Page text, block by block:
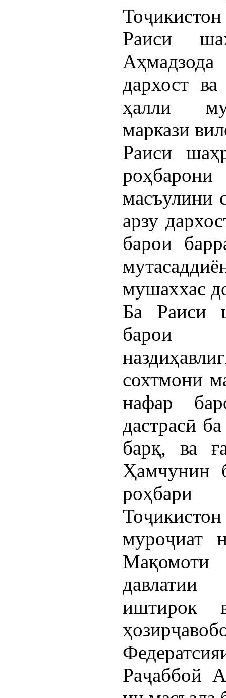
Раиси
дархост
ҳалли
маркази
Раиси
масъулини
арзу
барои
мушаххас
Ба Раиси
барои
сохтмони
нафар
дастрасӣ
барқ, ва
Ҳамчунин
роҳбари
муроҷиат
иштирок
Раҷаббой